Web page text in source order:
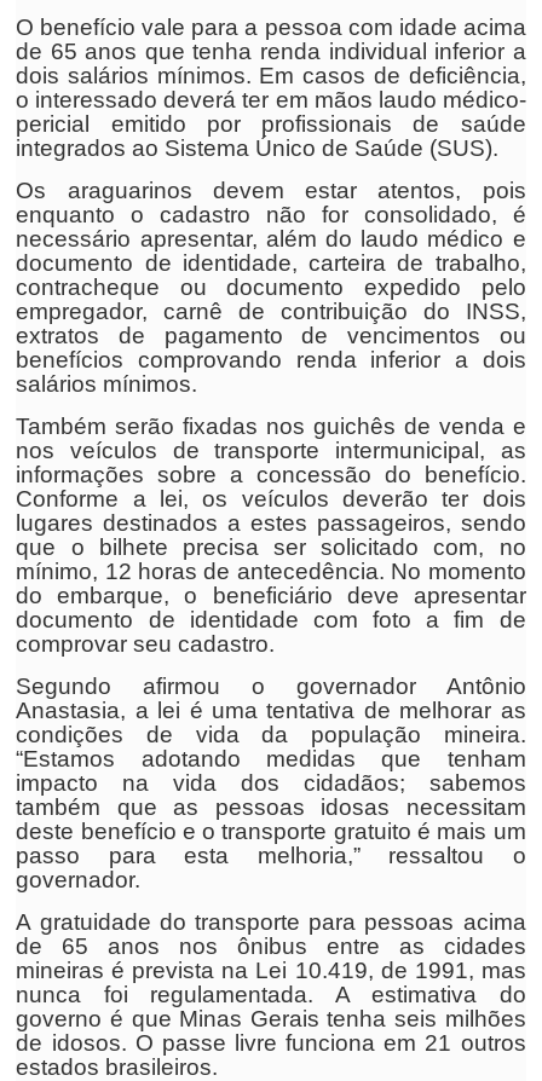
O benefício vale para a pessoa com idade acima
de 65 anos que tenha renda individual inferior a
dois salários mínimos. Em casos de deficiência,
o interessado deverá ter em mãos laudo médico-
pericial emitido por profissionais de saúde
integrados ao Sistema Único de Saúde (SUS).
Os araguarinos devem estar atentos, pois
enquanto o cadastro não for consolidado, é
necessário apresentar, além do laudo médico e
documento de identidade, carteira de trabalho,
contracheque ou documento expedido pelo
empregador, carnê de contribuição do INSS,
extratos de pagamento de vencimentos ou
benefícios comprovando renda inferior a dois
salários mínimos.
Também serão fixadas nos guichês de venda e
nos veículos de transporte intermunicipal, as
informações sobre a concessão do benefício.
Conforme a lei, os veículos deverão ter dois
lugares destinados a estes passageiros, sendo
que o bilhete precisa ser solicitado com, no
mínimo, 12 horas de antecedência. No momento
do embarque, o beneficiário deve apresentar
documento de identidade com foto a fim de
comprovar seu cadastro.
Segundo afirmou o governador Antônio
Anastasia, a lei é uma tentativa de melhorar as
condições de vida da população mineira.
“Estamos adotando medidas que tenham
impacto na vida dos cidadãos; sabemos
também que as pessoas idosas necessitam
deste benefício e o transporte gratuito é mais um
passo para esta melhoria,” ressaltou o
governador.
A gratuidade do transporte para pessoas acima
de 65 anos nos ônibus entre as cidades
mineiras é prevista na Lei 10.419, de 1991, mas
nunca foi regulamentada. A estimativa do
governo é que Minas Gerais tenha seis milhões
de idosos. O passe livre funciona em 21 outros
estados brasileiros.